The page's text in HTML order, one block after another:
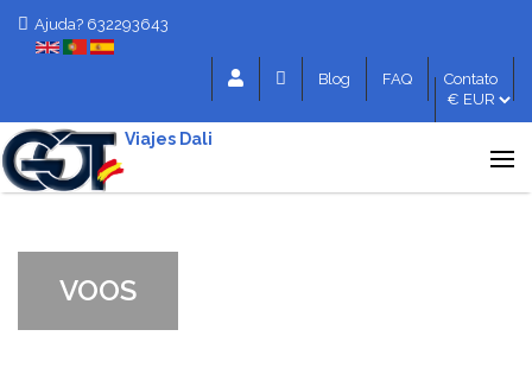
Ajuda? 632293643
Blog FAQ Contato
Viajes Dali
VOOS